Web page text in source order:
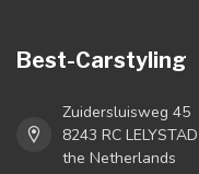
Best-Carstyling
Zuidersluisweg 45
8243 RC LELYSTAD
the Netherlands